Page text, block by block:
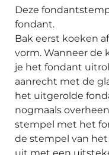
Deze
fondant.
Bak eerst koeken
vorm. Wanneer de
je het fondant
aanrecht met de
het uitgerolde
nogmaals
stempel met het
de stempel van